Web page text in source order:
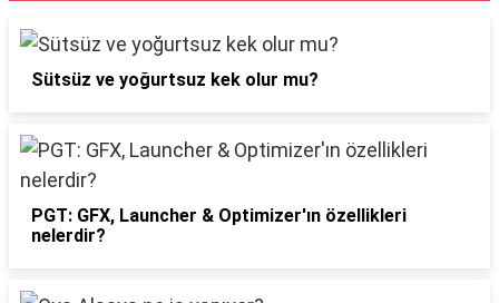
Sütsüz ve yoğurtsuz kek olur mu?
PGT: GFX, Launcher & Optimizer'ın özellikleri
nelerdir?